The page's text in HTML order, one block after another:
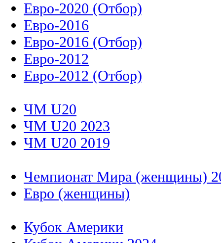
Евро-2020 (Отбор)
Евро-2016
Евро-2016 (Отбор)
Евро-2012
Евро-2012 (Отбор)
ЧМ U20
ЧМ U20 2023
ЧМ U20 2019
Чемпионат Мира (женщины)
Евро (женщины)
Кубок Америки